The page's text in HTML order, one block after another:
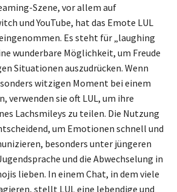
Szene, vor allem auf
und YouTube, hat das Emote LUL
Es steht für „laughing
wunderbare Möglichkeit, um Freude
Situationen auszudrücken. Wenn
witzigen Moment bei einem
verwenden sie oft LUL, um ihre
Lachsmileys zu teilen. Die Nutzung
um Emotionen schnell und
besonders unter jüngeren
und die Abwechselung in
lieben. In einem Chat, in dem viele
stellt LUL eine lebendige und